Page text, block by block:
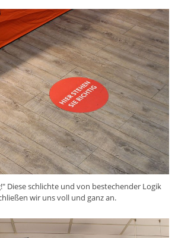
Diese schlichte und von bestechender Logik
wir uns voll und ganz an.